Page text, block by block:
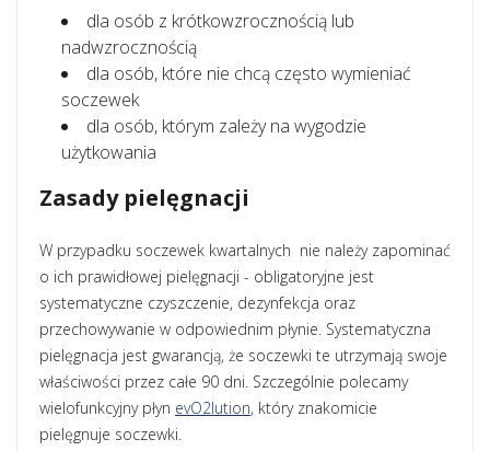
dla osób z krótkowzrocznością lub
nadwzrocznością
dla osób, które nie chcą często wymieniać
soczewek
dla osób, którym zależy na wygodzie
użytkowania
Zasady pielęgnacji
W przypadku soczewek kwartalnych nie należy zapominać
o ich prawidłowej pielęgnacji - obligatoryjne jest
systematyczne czyszczenie, dezynfekcja oraz
przechowywanie w odpowiednim płynie. Systematyczna
pielęgnacja jest gwarancją, że soczewki te utrzymają swoje
właściwości przez całe 90 dni. Szczególnie polecamy
wielofunkcyjny płyn evO2lution, który znakomicie
pielęgnuje soczewki.